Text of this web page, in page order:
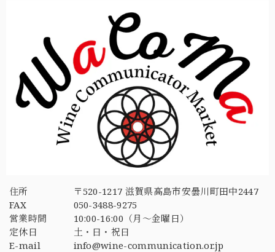
住所
〒520-1217 滋賀県高島市安曇川町田中2447
FAX
050-3488-9275
営業時間
10:00-16:00（月〜金曜日）
定休日
土・日・祝日
E-mail
info@wine-communication.or.jp